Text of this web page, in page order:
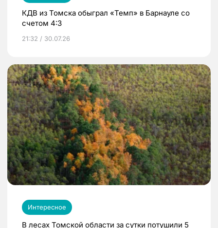
КДВ из Томска обыграл «Темп» в Барнауле со
счетом 4:3
21:32 / 30.07.26
Интересное
В лесах Томской области за сутки потушили 5